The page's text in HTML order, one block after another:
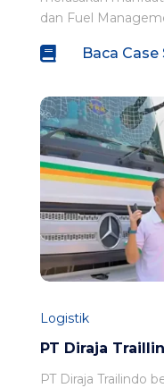
dan Fuel
 Baca Case
PT Diraja
Logistik
PT Diraja Trailindo